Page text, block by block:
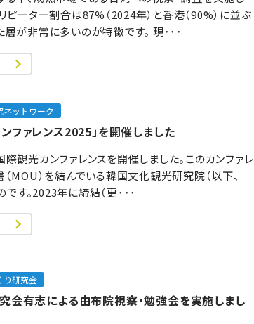
ピーター割合は87%（2024年）と香港（90%）に並ぶ
が非常に多いのが特徴です。 現･･･
ネットワーク
ァレンス2025」を開催しました
観光カンファレンスを開催しました。このカンファレ
MOU）を結んでいる韓国文化観光研究院（以下、
す。2023年に締結（更･･･
り研究会
有志による由布院視察・勉強会を実施しまし